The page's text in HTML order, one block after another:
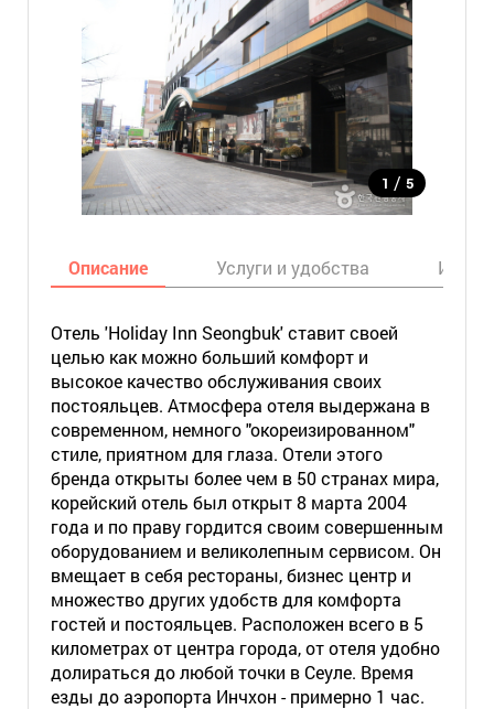
1 / 5
Описание Услуги и удобства
Отель 'Holiday Inn Seongbuk' ставит своей
целью как можно больший комфорт и
высокое качество обслуживания своих
постояльцев. Атмосфера отеля выдержана в
современном, немного "окореизированном"
стиле, приятном для глаза. Отели этого
бренда открыты более чем в 50 странах мира,
корейский отель был открыт 8 марта 2004
года и по праву гордится своим совершенным
оборудованием и великолепным сервисом. Он
вмещает в себя рестораны, бизнес центр и
множество других удобств для комфорта
гостей и постояльцев. Расположен всего в 5
километрах от центра города, от отеля удобно
долираться до любой точки в Сеуле. Время
езды до аэропорта Инчхон - примерно 1 час.